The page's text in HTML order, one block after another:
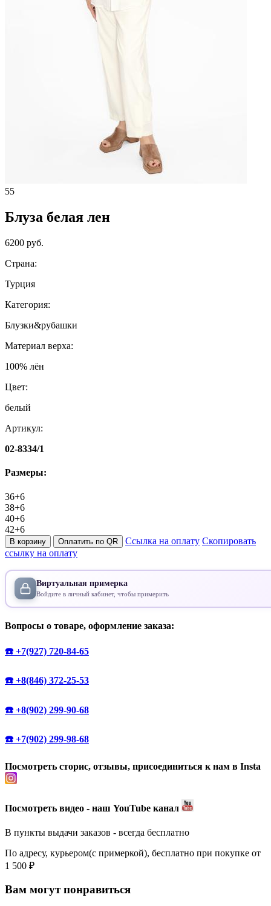
55
Блуза белая лен
6200 руб.
Страна:
Турция
Категория:
Блузки&рубашки
Материал верха:
100% лён
Цвет:
белый
Артикул:
02-8334/1
Размеры:
36+6
38+6
40+6
42+6
В корзину Оплатить по QR Ссылка на оплату Скопировать
ссылку на оплату
Виртуальная примерка
Войдите в личный кабинет, чтобы примерить
Вопросы о товаре, оформление заказа:
☎️ +7(927) 720-84-65
☎️ +8(846) 372-25-53
☎️ +8(902) 299-90-68
☎️ +7(902) 299-98-68
Посмотреть сторис, отзывы, присоединиться к нам в Insta
Посмотреть видео - наш YouTube канал
В пункты выдачи заказов - всегда бесплатно
По адресу, курьером(с примеркой), бесплатно при покупке от
1 500 ₽
Вам могут понравиться